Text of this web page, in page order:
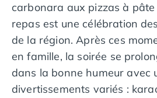
Services et infos pratiques
Nos modes de paiement
Paiement en plusieurs fois
Paiement en plusieurs fois -
Notre programme de fidélité
Devenir propriétaire
Camping en Dordogne
carbonara aux pizzas à pâte
repas est une célébration
de la région. Après ces
en famille, la soirée se
dans la bonne humeur avec
divertissements variés :